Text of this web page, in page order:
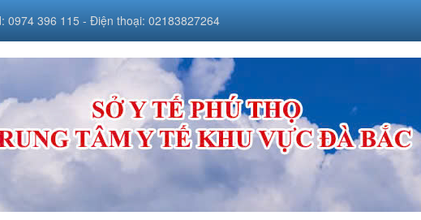
0974 396 115 - Điện thoại: 02183827264